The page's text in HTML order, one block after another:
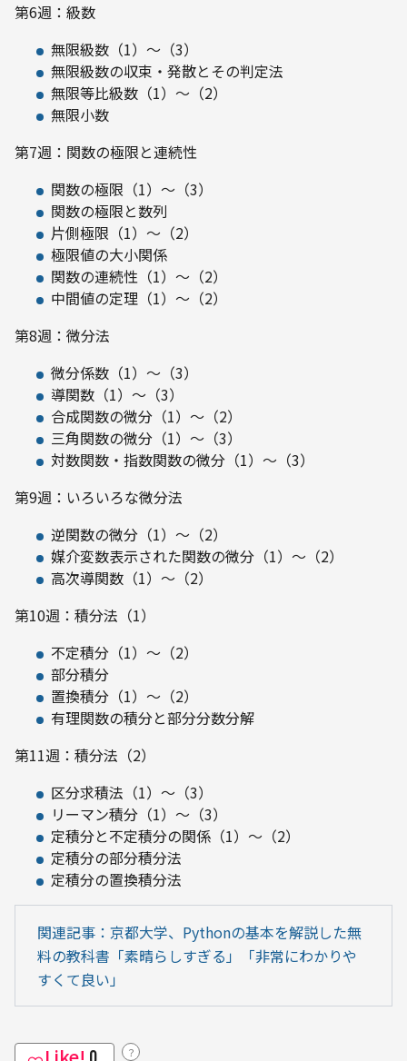
第6週：級数
無限級数（1）～（3）
無限級数の収束・発散とその判定法
無限等比級数（1）～（2）
無限小数
第7週：関数の極限と連続性
関数の極限（1）～（3）
関数の極限と数列
片側極限（1）～（2）
極限値の大小関係
関数の連続性（1）～（2）
中間値の定理（1）～（2）
第8週：微分法
微分係数（1）～（3）
導関数（1）～（3）
合成関数の微分（1）～（2）
三角関数の微分（1）～（3）
対数関数・指数関数の微分（1）～（3）
第9週：いろいろな微分法
逆関数の微分（1）～（2）
媒介変数表示された関数の微分（1）～（2）
高次導関数（1）～（2）
第10週：積分法（1）
不定積分（1）～（2）
部分積分
置換積分（1）～（2）
有理関数の積分と部分分数分解
第11週：積分法（2）
区分求積法（1）～（3）
リーマン積分（1）～（3）
定積分と不定積分の関係（1）～（2）
定積分の部分積分法
定積分の置換積分法
関連記事：京都大学、Pythonの基本を解説した無
料の教科書「素晴らしすぎる」「非常にわかりや
すくて良い」
0 ？